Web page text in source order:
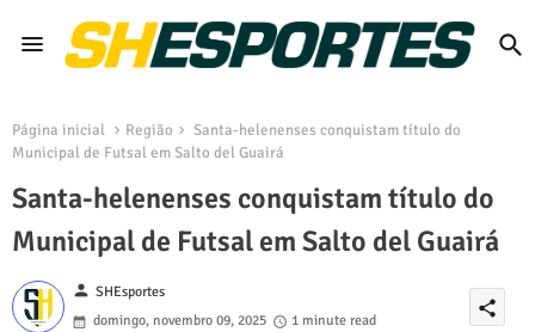
Página inicial Região
Santa-helenenses conquistam título do
Municipal de Futsal em Salto del Guairá
Santa-helenenses conquistam título do
Municipal de Futsal em Salto del Guairá
person SHEsportes
domingo, novembro 09, 2025
1 minute read
share